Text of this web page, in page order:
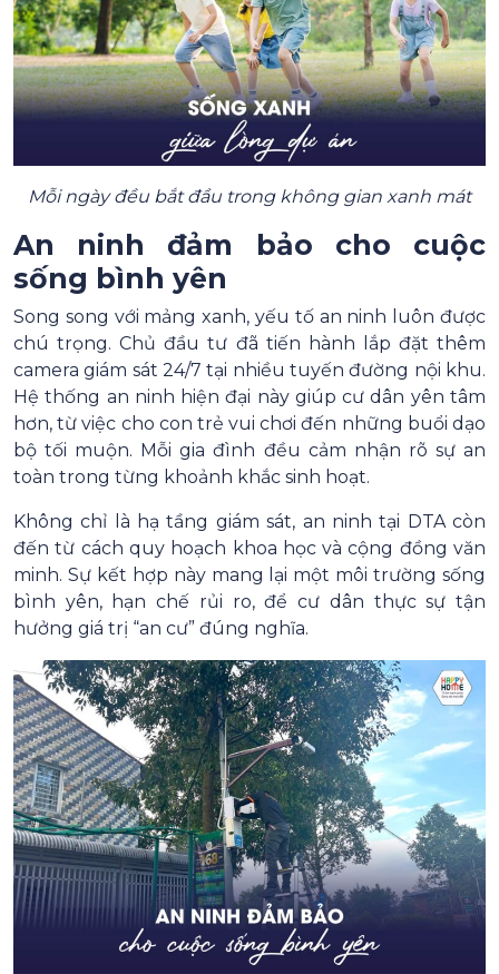
Mỗi ngày đều bắt đầu trong không gian xanh mát
An ninh đảm bảo cho cuộc
sống bình yên
Song song với mảng xanh, yếu tố an ninh luôn được
chú trọng. Chủ đầu tư đã tiến hành lắp đặt thêm
camera giám sát 24/7 tại nhiều tuyến đường nội khu.
Hệ thống an ninh hiện đại này giúp cư dân yên tâm
hơn, từ việc cho con trẻ vui chơi đến những buổi dạo
bộ tối muộn. Mỗi gia đình đều cảm nhận rõ sự an
toàn trong từng khoảnh khắc sinh hoạt.
Không chỉ là hạ tầng giám sát, an ninh tại DTA còn
đến từ cách quy hoạch khoa học và cộng đồng văn
minh. Sự kết hợp này mang lại một môi trường sống
bình yên, hạn chế rủi ro, để cư dân thực sự tận
hưởng giá trị “an cư” đúng nghĩa.